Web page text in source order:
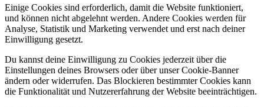
Einige Cookies sind erforderlich, damit die Website funktioniert,
und können nicht abgelehnt werden. Andere Cookies werden für
Analyse, Statistik und Marketing verwendet und erst nach deiner
Einwilligung gesetzt.
Du kannst deine Einwilligung zu Cookies jederzeit über die
Einstellungen deines Browsers oder über unser Cookie-Banner
ändern oder widerrufen. Das Blockieren bestimmter Cookies kann
die Funktionalität und Nutzererfahrung der Website beeinträchtigen.